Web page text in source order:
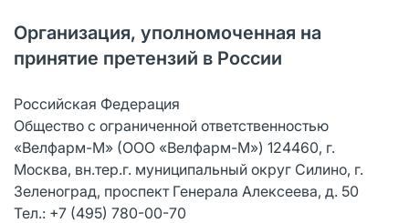
Организация, уполномоченная на
принятие претензий в России
Российская Федерация
Общество с ограниченной ответственностью
«Велфарм-М» (ООО «Велфарм-М») 124460, г.
Москва, вн.тер.г. муниципальный округ Силино, г.
Зеленоград, проспект Генерала Алексеева, д. 50
Тел.: +7 (495) 780-00-70